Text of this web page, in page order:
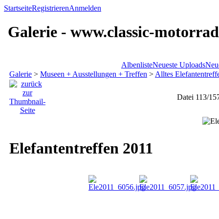
StartseiteRegistrierenAnmelden
Galerie - www.classic-
AlbenlisteNeueste Uploads
Galerie > Museen + Ausstellungen + Treffen > Alltes
Datei 113/
Elefantentreffen 2011